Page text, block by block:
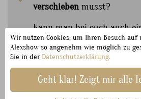
verschieben musst?
Kann man bei euch auch
zusätzlich buchen?
Wir nutzen Cookies, um Ihren Besuch auf
Alexshow so angenehm wie möglich zu
Sie in derDatenschutzerklärung.
Geht klar! Zeigt mir alle